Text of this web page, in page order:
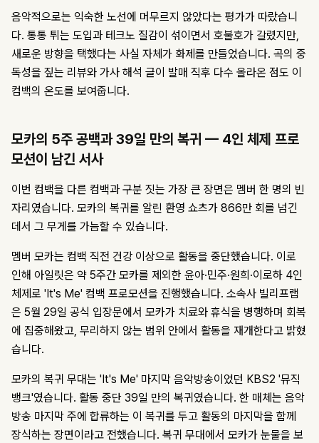
음악적으로는 익숙한 노선에 머무르지 않았다는 평가가 따랐습니
다. 통통 튀는 도입과 테크노 질감이 섞이면서 호불호가 갈렸지만,
새로운 방향을 택했다는 사실 자체가 화제를 만들었습니다. 곡의 중
독성을 짚는 리뷰와 가사 해석 글이 발매 직후 다수 올라온 점도 이
컴백의 온도를 보여줍니다.
모카의 5주 공백과 39일 만의 복귀 — 4인 체제 프로
모션이 남긴 서사
이번 컴백을 다른 컴백과 구분 짓는 가장 큰 장면은 멤버 한 명의 빈
자리였습니다. 모카의 복귀를 알린 환영 쇼츠가 866만 회를 넘긴
데서 그 무게를 가늠할 수 있습니다.
멤버 모카는 컴백 직전 건강 이상으로 활동을 중단했습니다. 이로
인해 아일릿은 약 5주간 모카를 제외한 윤아·민주·원희·이로하 4인
체제로 'It's Me' 컴백 프로모션을 진행했습니다. 소속사 빌리프랩
은 5월 29일 공식 입장문에서 모카가 치료와 휴식을 병행하며 회복
에 집중해왔고, 무리하지 않는 범위 안에서 활동을 재개한다고 밝혔
습니다.
모카의 복귀 무대는 'It's Me' 마지막 음악방송이었던 KBS2 '뮤직
뱅크'였습니다. 활동 중단 39일 만의 복귀였습니다. 한 매체는 음악
방송 마지막 주에 합류하는 이 복귀를 두고 활동의 마지막을 함께
장식하는 장면이라고 전했습니다. 복귀 무대에서 모카가 눈물을 보